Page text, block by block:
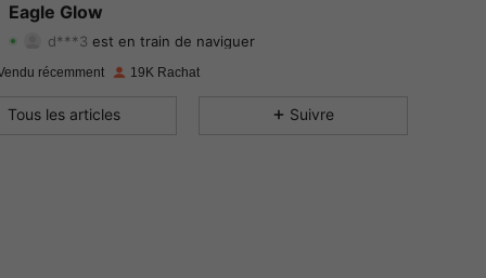
Eagle Glow
4.92 Evaluation 294Articles 23KSuiveurs
récemment 19K Rachat
Tous les articles Suivre